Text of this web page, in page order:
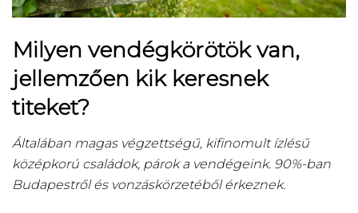
Milyen vendégkörötök van,
jellemzően kik keresnek
titeket?
Általában magas végzettségű, kifinomult ízlésű
középkorú családok, párok a vendégeink. 90%-ban
Budapestről és vonzáskörzetéből érkeznek.